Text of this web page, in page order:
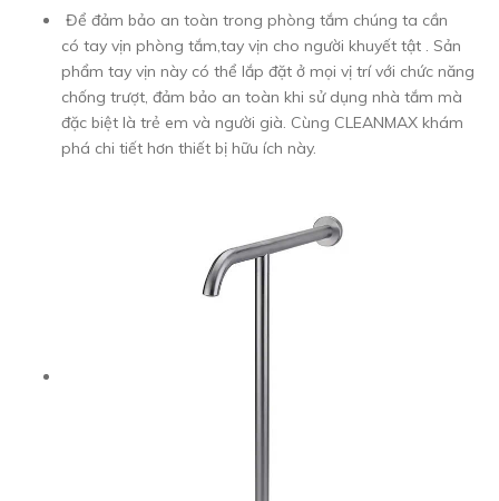
Để đảm bảo an toàn trong phòng tắm chúng ta cần
có tay vịn phòng tắm,tay vịn cho người khuyết tật . Sản
phẩm tay vịn này có thể lắp đặt ở mọi vị trí với chức năng
chống trượt, đảm bảo an toàn khi sử dụng nhà tắm mà
đặc biệt là trẻ em và người già. Cùng CLEANMAX khám
phá chi tiết hơn thiết bị hữu ích này.